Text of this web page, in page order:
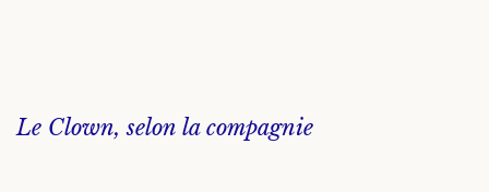
Le Clown, selon la compagnie